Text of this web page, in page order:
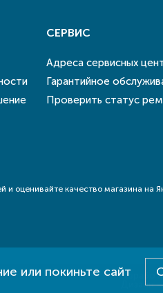
или покиньте сайт
СЕРВИС
Адреса сервисных
Гарантийное
Проверить статус
Дизайн -